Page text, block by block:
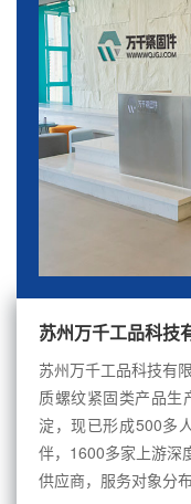
苏州万千工品科技
苏州万千工品科技有
质螺纹紧固类产品生
淀，现已形成500多
伴，1600多家上游深
供应商，服务对象分